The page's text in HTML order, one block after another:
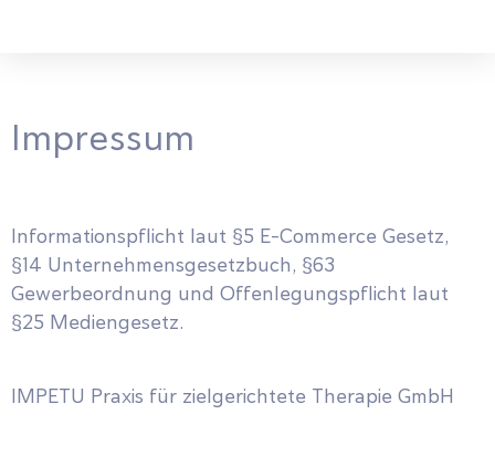
Impressum
Informationspflicht laut §5 E-Commerce Gesetz,
§14 Unternehmensgesetzbuch, §63
Gewerbeordnung und Offenlegungspflicht laut
§25 Mediengesetz.
IMPETU Praxis für zielgerichtete Therapie GmbH